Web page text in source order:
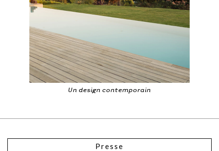
Un design contemporain
Presse